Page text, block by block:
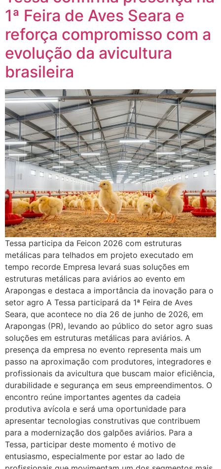
1ª Feira de Aves Seara e
reforça compromisso com a
evolução da avicultura
brasileira
Tessa participa da Feicon 2026 com estruturas
metálicas para telhados em projeto executado em
tempo recorde Empresa levará suas soluções em
estruturas metálicas para aviários ao evento em
Arapongas e destaca a importância da inovação para o
setor agro A Tessa participará da 1ª Feira de Aves
Seara, que acontece no dia 26 de junho de 2026, em
Arapongas (PR), levando ao público do setor agro suas
soluções em estruturas metálicas para aviários. A
presença da empresa no evento representa mais um
passo na aproximação com produtores, integradores e
profissionais da avicultura que buscam maior eficiência,
durabilidade e segurança em seus empreendimentos. O
encontro reúne importantes agentes da cadeia
produtiva avícola e será uma oportunidade para
apresentar tecnologias construtivas que contribuem
para a modernização dos galpões aviários. Para a
Tessa, participar deste momento é motivo de
entusiasmo, especialmente por estar ao lado de